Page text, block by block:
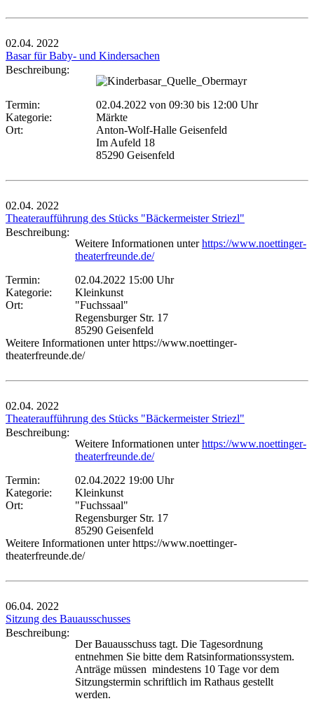
02.04. 2022
Basar für Baby- und Kindersachen
Beschreibung:
Termin: 02.04.2022 von 09:30 bis 12:00 Uhr
Kategorie:
Märkte
Ort:
Anton-Wolf-Halle Geisenfeld
Im Aufeld 18
85290 Geisenfeld
02.04. 2022
Theateraufführung des Stücks "Bäckermeister Striezl"
Beschreibung:
Weitere Informationen unterhttps://www.noettinger-
theaterfreunde.de/
Termin:
02.04.2022 15:00 Uhr
Kategorie:
Kleinkunst
Ort:
"Fuchssaal"
Regensburger Str. 17
85290 Geisenfeld
Weitere Informationen unter https://www.noettinger-
theaterfreunde.de/
02.04. 2022
Theateraufführung des Stücks "Bäckermeister Striezl"
Beschreibung:
Weitere Informationen unterhttps://www.noettinger-
theaterfreunde.de/
Termin:
02.04.2022 19:00 Uhr
Kategorie:
Kleinkunst
Ort:
"Fuchssaal"
Regensburger Str. 17
85290 Geisenfeld
Weitere Informationen unter https://www.noettinger-
theaterfreunde.de/
06.04. 2022
Sitzung des Bauausschusses
Beschreibung:
Der Bauausschuss tagt. Die Tagesordnung
entnehmen Sie bitte dem Ratsinformationssystem.
Anträge müssen mindestens 10 Tage vor dem
Sitzungstermin schriftlich im Rathaus gestellt
werden.